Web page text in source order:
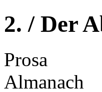
2. / Der
Prosa
Almanach